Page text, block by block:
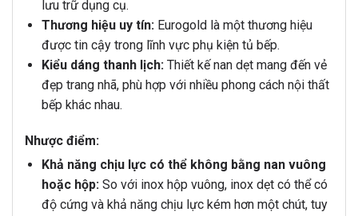
lưu trữ dụng cụ.
Thương hiệu uy tín:Eurogold là một thương hiệu
được tin cậy trong lĩnh vực phụ kiện tủ bếp.
Kiểu dáng thanh lịch:Thiết kế nan dẹt mang đến vẻ
đẹp trang nhã, phù hợp với nhiều phong cách nội thất
bếp khác nhau.
Nhược điểm:
Khả năng chịu lực có thể không bằng nan vuông
hoặc hộp:So với inox hộp vuông, inox dẹt có thể có
độ cứng và khả năng chịu lực kém hơn một chút, tuy